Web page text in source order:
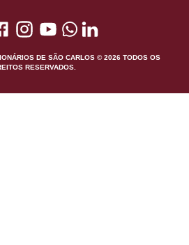
DE SÃO CARLOS © 2026 TODOS OS
RESERVADOS.